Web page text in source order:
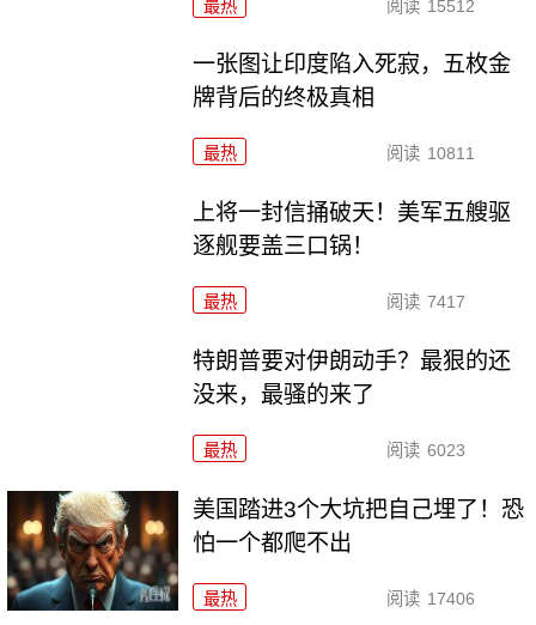
最热 阅读 15512
一张图让印度陷入死寂，五枚金
牌背后的终极真相
最热 阅读 10811
上将一封信捅破天！美军五艘驱
逐舰要盖三口锅！
最热 阅读 7417
特朗普要对伊朗动手？最狠的还
没来，最骚的来了
最热 阅读 6023
美国踏进3个大坑把自己埋了！恐
怕一个都爬不出
最热 阅读 17406